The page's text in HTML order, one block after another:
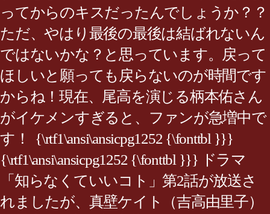
ってからのキスだったんでしょうか？？
ただ、やはり最後の最後は結ばれないん
ではないかな？と思っています。戻って
ほしいと願っても戻らないのが時間です
からね！現在、尾高を演じる柄本佑さん
がイケメンすぎると、ファンが急増中で
す！ {\rtf1\ansi\ansicpg1252 {\fonttbl }}}
{\rtf1\ansi\ansicpg1252 {\fonttbl }}} ドラマ
「知らなくていいコト」第2話が放送さ
れましたが、真壁ケイト（吉高由里子）